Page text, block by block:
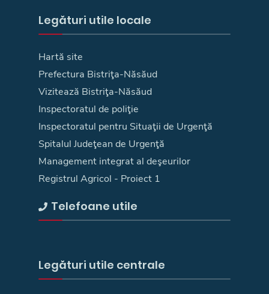
Legături utile locale
Hartă site
Prefectura Bistriţa-Năsăud
Vizitează Bistriţa-Năsăud
Inspectoratul de poliţie
Inspectoratul pentru Situaţii de Urgenţă
Spitalul Judeţean de Urgenţă
Management integrat al deşeurilor
Registrul Agricol - Proiect 1
Telefoane utile
Legături utile centrale